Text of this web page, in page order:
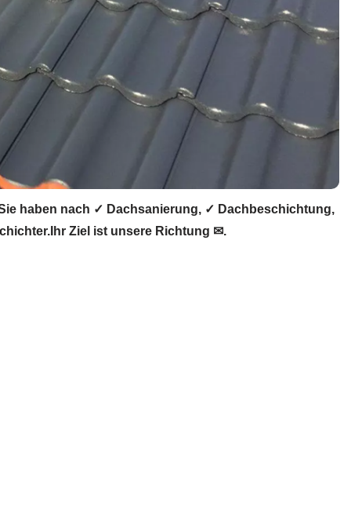
haben nach ✓ Dachsanierung, ✓ Dachbeschichtung,
Ziel ist unsere Richtung ✉.